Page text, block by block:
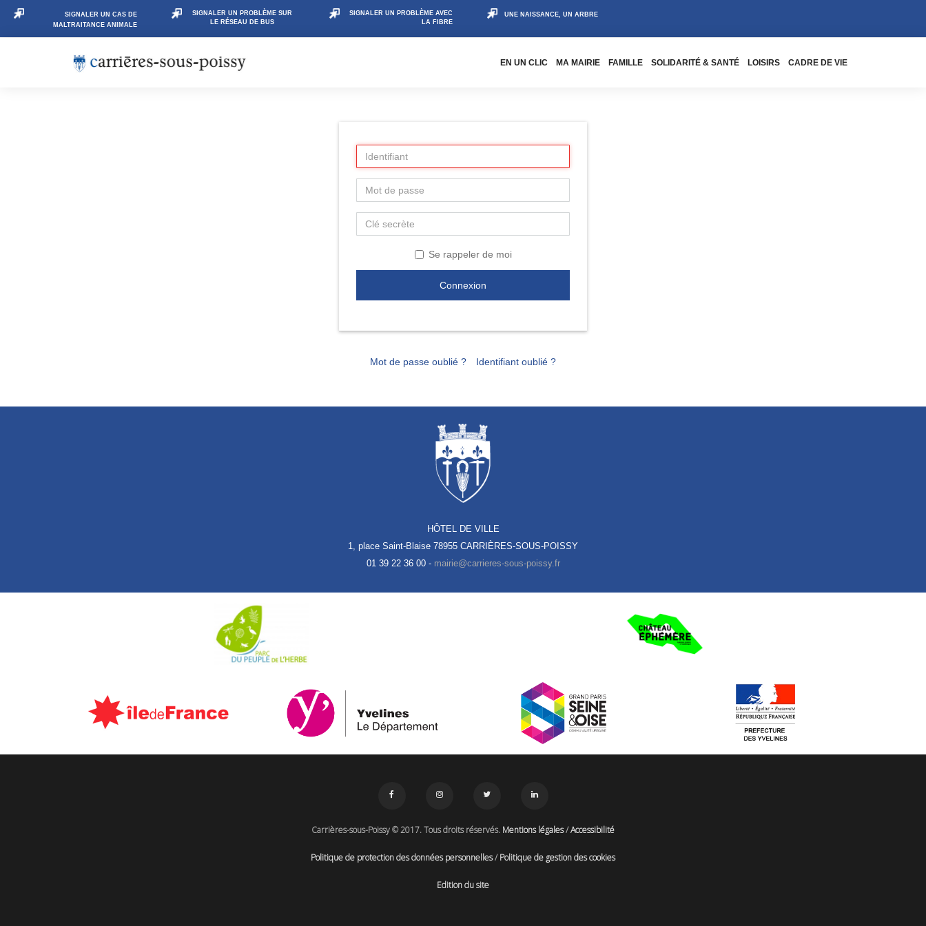
SIGNALER UN CAS DE
MALTRAITANCE ANIMALE
SIGNALER UN PROBLÈME SUR
LE RÉSEAU DE BUS
SIGNALER UN PROBLÈME AVEC
LA FIBRE
UNE NAISSANCE, UN ARBRE
EN UN CLIC MA MAIRIE FAMILLE SOLIDARITÉ & SANTÉ LOISIRS CADRE DE VIE
Se rappeler de moi
Connexion
Mot de passe oublié ? Identifiant oublié ?
HÔTEL DE VILLE
1, place Saint-Blaise 78955 CARRIÈRES-SOUS-POISSY
01 39 22 36 00 -
Carrières-sous-Poissy © 2017. Tous droits réservés. Mentions légales/Accessibilité
Politique de protection des données personnelles/Politique de gestion des cookies
Edition du site